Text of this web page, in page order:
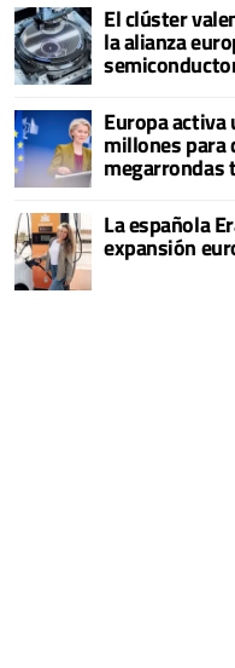
El clúster
la alianza
Europa activa
millones para
megarrondas
La española
expansión